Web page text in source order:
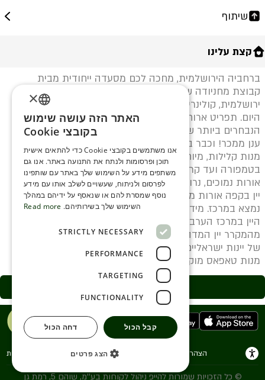
שיתוף
קצת עלינו
ברחביה הירושלמית, מחכה לכם מסעדה ייחודית מבית
קבוצת מחניודה של השף אסף גרניט. המשלבת אווירה
ירושלמית, קולינרית ויצרתית. הקפה מציע תפריט לאורך כל
היום. תפריט ארוחת הבוקר מוגש עד השעה 12:30 עם כל
הנבחרים ביותר שלנו - אומלט צרפתי, אגז בנדיקט ופנקייק
ענן ממכר! וכבר ב13:30 פתוחים לתפריט צהריים המבוסס
מנות קלילות, מיוחדות ושונות מהנוף הירושלמי - מתמרים
בטמפורה ועד קרפ זוסט. בערב האווירה קלילה, צעירה, עם
אורות נמוכים, נרות, מוזיקה.. אווירה של יין בסוף יום ארוך.
יין בקפה אורות מעומעמים, אווירה רגועה וערב שבו היין
נמצא במרכז. מידי שבוע אנחנו שמים ערב אחד ששם את
היין במרכז הערב לצד מוזיקה חיה, דיג'י, מבחר יינות
מהמקרר יין המדהים שלנו שבמכיל בתוכו כ-300 בקבוקים
של יינות ישראליים ועוד כאלה שמויבאים מחול. כל זה לצד
מנות טאפאס מוקפדות עם טוויסט מקומי
דף בית העסק
הצהרת נגישות תנאי שימוש הצהרת פרטיות
© כל הזכויות שמורות להייפ ניהול לקוחות בע''מ, שוהם 5, רמת גן
ENGLISH
SERBIA
HEBREW
RUSSIAN
SERBIAN-2
×
האתר הזה עושה שימוש
בקובצי Cookie
אנו משתמשים בקובצי Cookie כדי להתאים אישית
תוכן ופרסומות ולנתח את התנועה באתר. אנו גם
משתפים מידע על השימוש שלך באתר עם שותפינו
לפרסום ולניתוח, שעשויים לשלב אותו עם מידע
נוסף שמסרת להם או שנאסף על ידיהם במהלך
השימוש שלך בשירותיהם. Read more
STRICTLY NECESSARY
PERFORMANCE
TARGETING
FUNCTIONALITY
קבל הכול דחה הכול
הצג פרטים